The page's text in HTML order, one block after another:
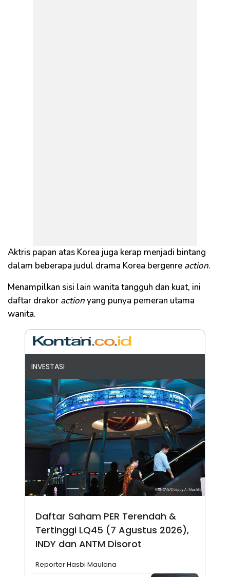
Aktris papan atas Korea juga kerap menjadi bintang
dalam beberapa judul drama Korea bergenre action.
Menampilkan sisi lain wanita tangguh dan kuat, ini
daftar drakor actionyang punya pemeran utama
wanita.
INVESTASI
Daftar Saham PER Terendah &
Tertinggi LQ45 (7 Agustus 2026),
INDY dan ANTM Disorot
Reporter Hasbi Maulana